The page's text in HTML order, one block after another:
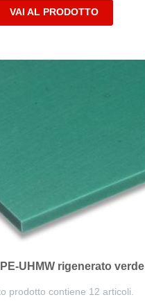
VAI AL PRODOTTO
UHMW rigenerato verde
prodotto contiene 12 articoli.